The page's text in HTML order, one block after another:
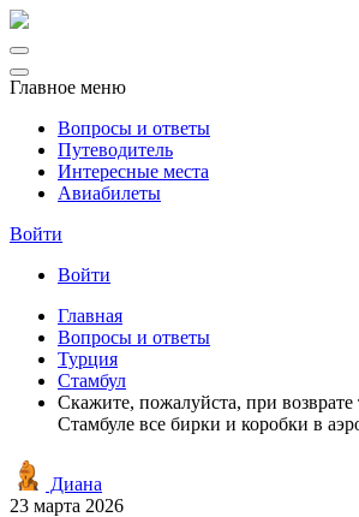
Главное меню
Вопросы и ответы
Путеводитель
Интересные места
Авиабилеты
Войти
Войти
Главная
Вопросы и ответы
Турция
Стамбул
Скажите, пожалуйста, при возврате
Стамбуле все бирки и коробки в
Диана
23 марта 2026